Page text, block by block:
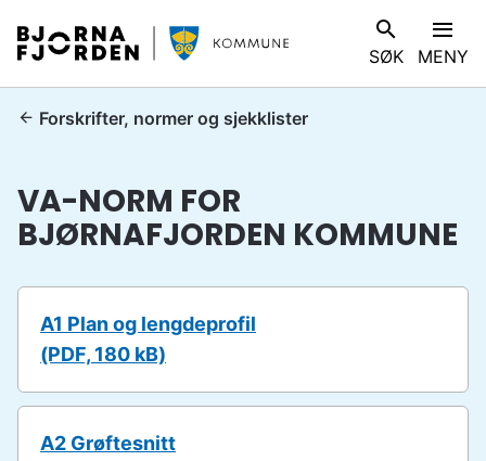
B
j
ø
r
f
j
o
o
SØK
V
I
MENY
D
r
h
Forskrifter, normer og sjekklister
VA-NORM FOR
BJØRNAFJORDEN KOMMUNE
A1 Plan og lengdeprofil
(PDF, 180 kB)
A2 Grøftesnitt